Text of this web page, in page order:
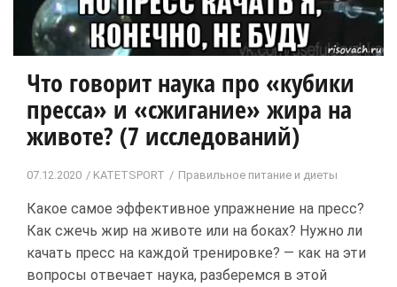
Что говорит наука про «кубики
пресса» и «сжигание» жира на
животе? (7 исследований)
07.12.2020 KATETSPORT Правильное питание и диеты
Какое самое эффективное упражнение на пресс?
Как сжечь жир на животе или на боках? Нужно ли
качать пресс на каждой тренировке? — как на эти
вопросы отвечает наука, разберемся в этой